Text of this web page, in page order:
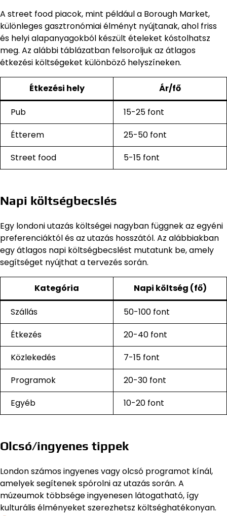
A street food piacok, mint például a Borough Market,
különleges gasztronómiai élményt nyújtanak, ahol friss
és helyi alapanyagokból készült ételeket kóstolhatsz
meg. Az alábbi táblázatban felsoroljuk az átlagos
étkezési költségeket különböző helyszíneken.
Étkezési hely Ár/fő
Pub
15-25 font
Étterem
25-50 font
Street food
5-15 font
Napi költségbecslés
Egy londoni utazás költségei nagyban függnek az egyéni
preferenciáktól és az utazás hosszától. Az alábbiakban
egy átlagos napi költségbecslést mutatunk be, amely
segítséget nyújthat a tervezés során.
Kategória Napi költség (fő)
Szállás
50-100 font
Étkezés
20-40 font
Közlekedés
7-15 font
Programok
20-30 font
Egyéb
10-20 font
Olcsó/ingyenes tippek
London számos ingyenes vagy olcsó programot kínál,
amelyek segítenek spórolni az utazás során. A
múzeumok többsége ingyenesen látogatható, így
kulturális élményeket szerezhetsz költséghatékonyan.